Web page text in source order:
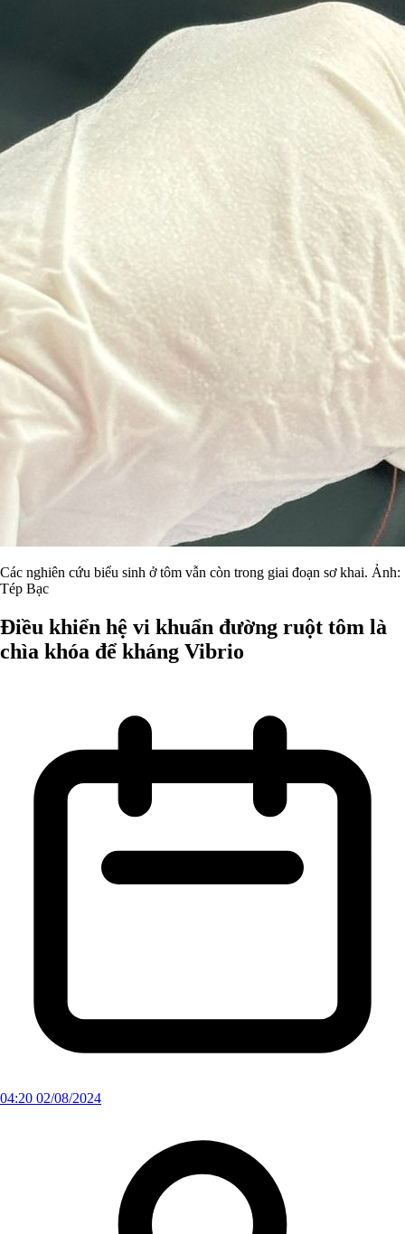
Các nghiên cứu biểu sinh ở tôm vẫn còn trong giai đoạn sơ khai. Ảnh:
Tép Bạc
Điều khiển hệ vi khuẩn đường ruột tôm là
chìa khóa để kháng Vibrio
04:20 02/08/2024